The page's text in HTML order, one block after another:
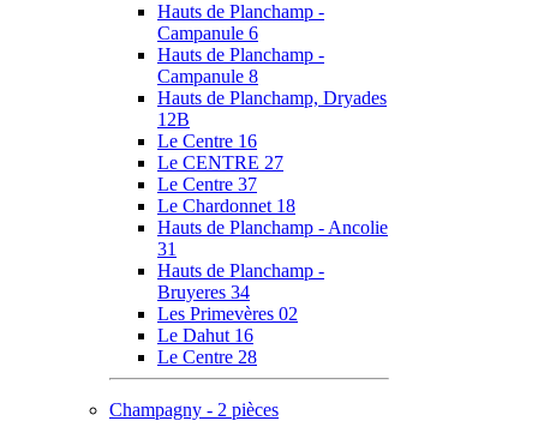
Hauts de Planchamp -
Campanule 6
Hauts de Planchamp -
Campanule 8
Hauts de Planchamp, Dryades
12B
Le Centre 16
Le CENTRE 27
Le Centre 37
Le Chardonnet 18
Hauts de Planchamp - Ancolie
31
Hauts de Planchamp -
Bruyeres 34
Les Primevères 02
Le Dahut 16
Le Centre 28
Champagny - 2 pièces